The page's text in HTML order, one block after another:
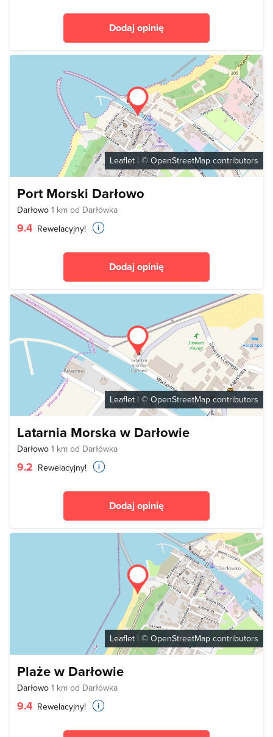
Dodaj opinię
Leaflet| © OpenStreetMap contributors
Port Morski Darłowo
Darłowo 1 km od Darłówka
9.4 Rewelacyjny!
Dodaj opinię
Leaflet| ©OpenStreetMapcontributors
Latarnia Morska w Darłowie
Darłowo 1 km od Darłówka
9.2 Rewelacyjny!
Dodaj opinię
Leaflet | © OpenStreetMap contributors
Plaże w Darłowie
Darłowo 1 km od Darłówka
9.4 Rewelacyjny!